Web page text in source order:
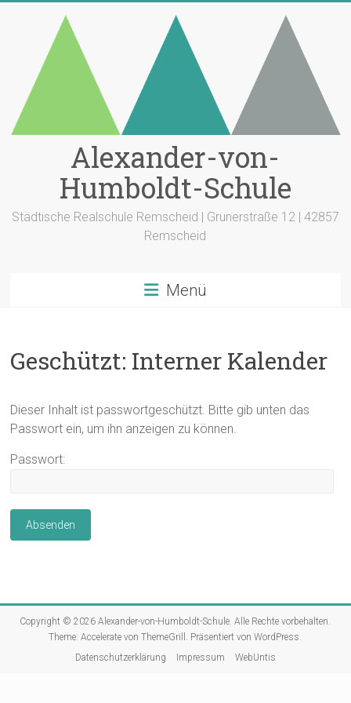
Alexander-von-
Humboldt-Schule
Städtische Realschule Remscheid | Grunerstraße 12 | 42857
Remscheid
Menü
Geschützt: Interner Kalender
Dieser Inhalt ist passwortgeschützt. Bitte gib unten das
Passwort ein, um ihn anzeigen zu können.
Passwort:
Copyright © 2026Alexander-von-Humboldt-Schule . Alle Rechte vorbehalten.
Theme:Accelerate von ThemeGrill. Präsentiert vonWordPress
Datenschutzerklärung
Impressum WebUntis